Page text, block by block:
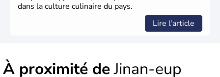
dans la culture culinaire du pays.
Lire l'article
À proximité deJinan-eup